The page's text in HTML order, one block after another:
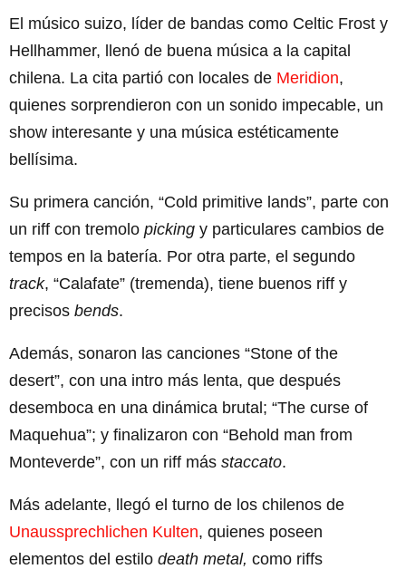
El músico suizo, líder de bandas como Celtic Frost y
Hellhammer, llenó de buena música a la capital
chilena. La cita partió con locales de Meridion,
quienes sorprendieron con un sonido impecable, un
show interesante y una música estéticamente
bellísima.
Su primera canción, “Cold primitive lands”, parte con
un riff con tremolo picking y particulares cambios de
tempos en la batería. Por otra parte, el segundo
track, “Calafate” (tremenda), tiene buenos riff y
precisos bends.
Además, sonaron las canciones “Stone of the
desert”, con una intro más lenta, que después
desemboca en una dinámica brutal; “The curse of
Maquehua”; y finalizaron con “Behold man from
Monteverde”, con un riff más staccato.
Más adelante, llegó el turno de los chilenos de
Unaussprechlichen Kulten, quienes poseen
elementos del estilo death metal, como riffs